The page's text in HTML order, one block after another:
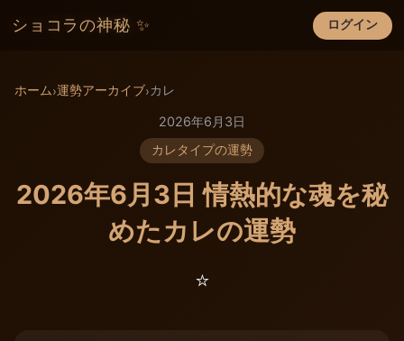
ショコラの神秘 ✨ ログイン
×
ホーム›運勢アーカイブ›カレ
2026年6月3日
カレタイプの運勢
2026年6月3日 情熱的な魂を秘
めたカレの運勢
⭐️